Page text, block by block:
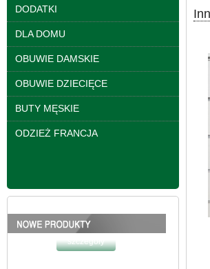
DODATKI
DLA DOMU
OBUWIE DAMSKIE
OBUWIE DZIECIĘCE
BUTY MĘSKIE
ODZIEŻ FRANCJA
szczegóły
Kurtki damskie
skórzana Roz S-2XL,